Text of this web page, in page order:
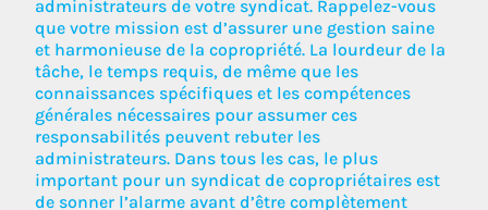
administrateurs de votre syndicat. Rappelez-vous
que votre mission est d’assurer une gestion saine
et harmonieuse de la copropriété. La lourdeur de la
tâche, le temps requis, de même que les
connaissances spécifiques et les compétences
générales nécessaires pour assumer ces
responsabilités peuvent rebuter les
administrateurs. Dans tous les cas, le plus
important pour un syndicat de copropriétaires est
de sonner l’alarme avant d’être complètement